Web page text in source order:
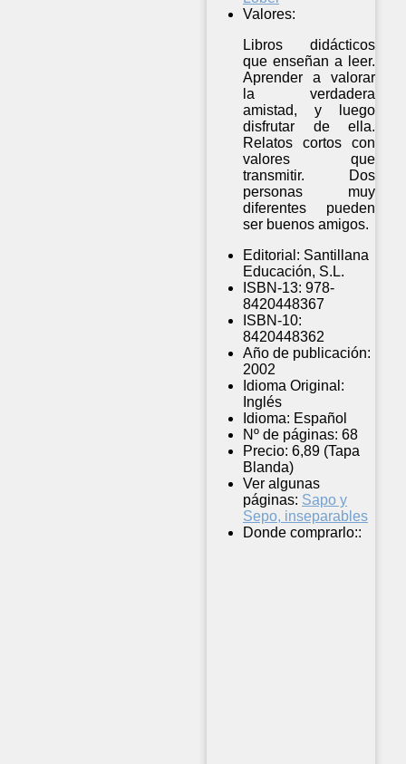
Valores:
Libros didácticos
que enseñan a leer.
Aprender a valorar
la verdadera
amistad, y luego
disfrutar de ella.
Relatos cortos con
valores que
transmitir. Dos
personas muy
diferentes pueden
ser buenos amigos.
Editorial: Santillana
Educación, S.L.
ISBN-13: 978-
8420448367
ISBN-10:
8420448362
Año de publicación:
2002
Idioma Original:
Inglés
Idioma: Español
Nº de páginas: 68
Precio: 6,89 (Tapa
Blanda)
Ver algunas
páginas: Sapo y
Sepo, inseparables
Donde comprarlo::